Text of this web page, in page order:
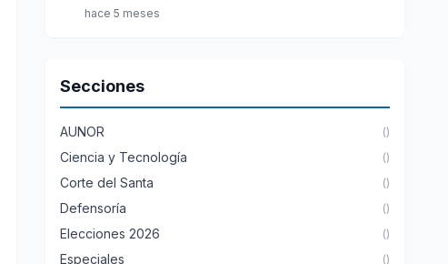
hace 5 meses
Secciones
AUNOR ()
Ciencia y Tecnología ()
Corte del Santa ()
Defensoría ()
Elecciones 2026 ()
Especiales ()